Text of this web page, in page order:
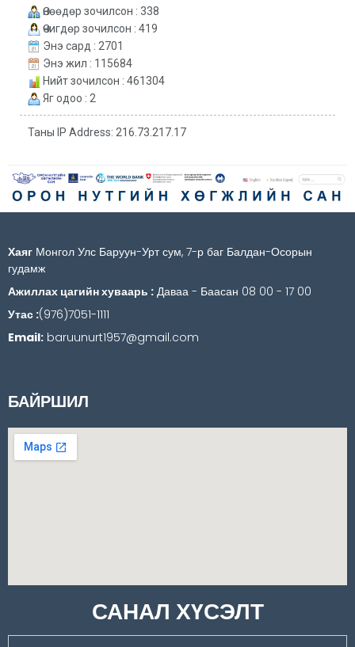
Өнөөдөр зочилсон : 338
Өчигдөр зочилсон : 419
Энэ сард : 2701
Энэ жил : 115684
Нийт зочилсон : 461304
Яг одоо : 2
Таны IP Address: 216.73.217.17
Хаяг Монгол Улс Баруун-Урт сум, 7-р баг Балдан-Осорын
гудамж
Ажиллах цагийн хуваарь : Даваа - Баасан 08 00 - 17 00
Утас :(976)7051-1111
Email: baruunurt1957@gmail.com
БАЙРШИЛ
САНАЛ ХҮСЭЛТ